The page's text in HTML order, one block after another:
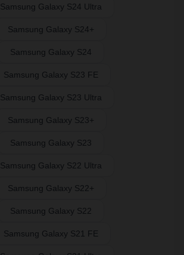
Samsung Galaxy S24 Ultra
Samsung Galaxy S24+
Samsung Galaxy S24
Samsung Galaxy S23 FE
Samsung Galaxy S23 Ultra
Samsung Galaxy S23+
Samsung Galaxy S23
Samsung Galaxy S22 Ultra
Samsung Galaxy S22+
Samsung Galaxy S22
Samsung Galaxy S21 FE